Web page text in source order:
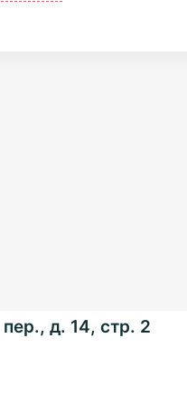
д. 14, стр. 2